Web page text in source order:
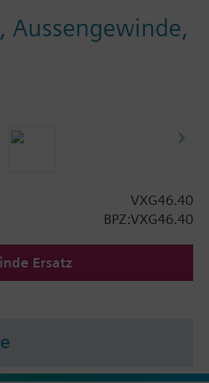
Aussengewinde,
VXG46.40
BPZ:VXG46.40
Ersatz